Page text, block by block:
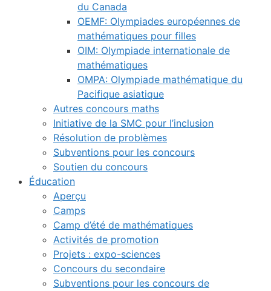
du Canada
OEMF: Olympiades européennes de
mathématiques pour filles
OIM: Olympiade internationale de
mathématiques
OMPA: Olympiade mathématique du
Pacifique asiatique
Autres concours maths
Initiative de la SMC pour l’inclusion
Résolution de problèmes
Subventions pour les concours
Soutien du concours
Éducation
Aperçu
Camps
Camp d’été de mathématiques
Activités de promotion
Projets : expo-sciences
Concours du secondaire
Subventions pour les concours de